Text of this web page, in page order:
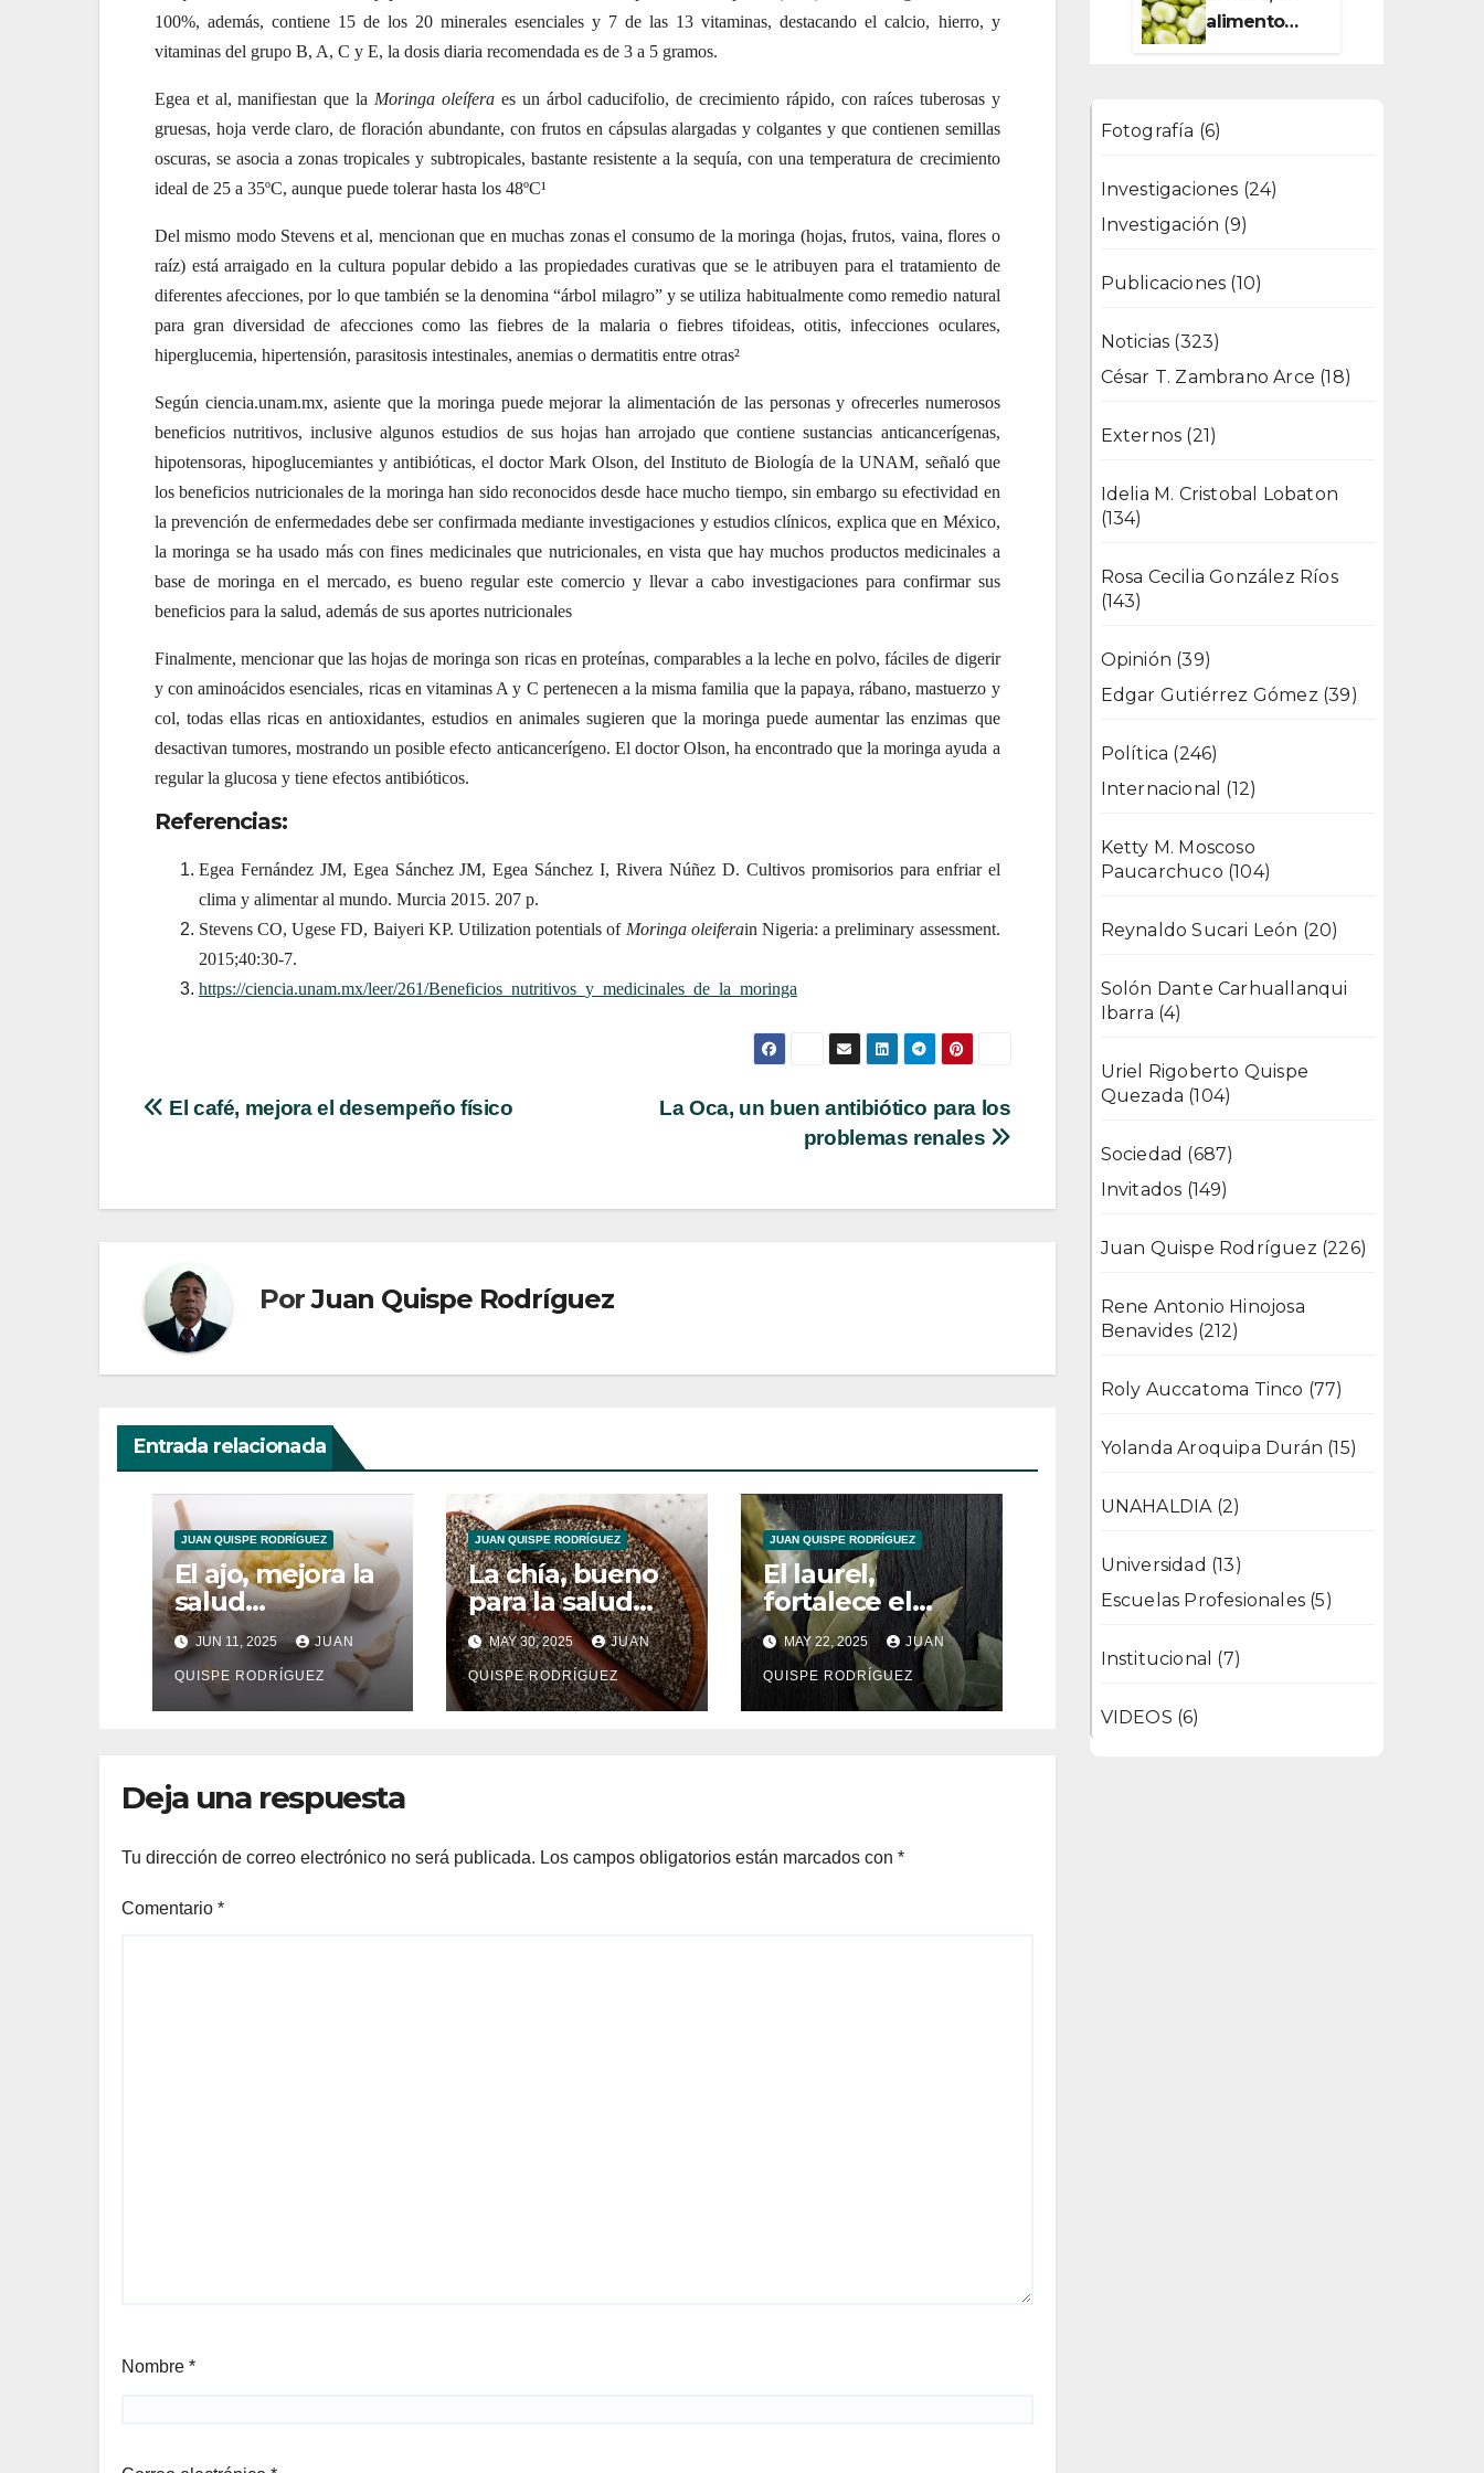
100%, además, contiene 15 de los 20 minerales esenciales y 7 de las 13 vitaminas, destacando el calcio, hierro, y
vitaminas del grupo B, A, C y E, la dosis diaria recomendada es de 3 a 5 gramos.
Egea et al, manifiestan que la Moringa oleíferaes un árbol caducifolio, de crecimiento rápido, con raíces tuberosas y
gruesas, hoja verde claro, de floración abundante, con frutos en cápsulas alargadas y colgantes y que contienen semillas
oscuras, se asocia a zonas tropicales y subtropicales, bastante resistente a la sequía, con una temperatura de crecimiento
ideal de 25 a 35ºC, aunque puede tolerar hasta los 48ºC¹
Del mismo modo Stevens et al, mencionan que en muchas zonas el consumo de la moringa (hojas, frutos, vaina, flores o
raíz) está arraigado en la cultura popular debido a las propiedades curativas que se le atribuyen para el tratamiento de
diferentes afecciones, por lo que también se la denomina “árbol milagro” y se utiliza habitualmente como remedio natural
para gran diversidad de afecciones como las fiebres de la malaria o fiebres tifoideas, otitis, infecciones oculares,
hiperglucemia, hipertensión, parasitosis intestinales, anemias o dermatitis entre otras²
Según ciencia.unam.mx, asiente que la moringa puede mejorar la alimentación de las personas y ofrecerles numerosos
beneficios nutritivos, inclusive algunos estudios de sus hojas han arrojado que contiene sustancias anticancerígenas,
hipotensoras, hipoglucemiantes y antibióticas, el doctor Mark Olson, del Instituto de Biología de la UNAM, señaló que
los beneficios nutricionales de la moringa han sido reconocidos desde hace mucho tiempo, sin embargo su efectividad en
la prevención de enfermedades debe ser confirmada mediante investigaciones y estudios clínicos, explica que en México,
la moringa se ha usado más con fines medicinales que nutricionales, en vista que hay muchos productos medicinales a
base de moringa en el mercado, es bueno regular este comercio y llevar a cabo investigaciones para confirmar sus
beneficios para la salud, además de sus aportes nutricionales
Finalmente, mencionar que las hojas de moringa son ricas en proteínas, comparables a la leche en polvo, fáciles de digerir
y con aminoácidos esenciales, ricas en vitaminas A y C pertenecen a la misma familia que la papaya, rábano, mastuerzo y
col, todas ellas ricas en antioxidantes, estudios en animales sugieren que la moringa puede aumentar las enzimas que
desactivan tumores, mostrando un posible efecto anticancerígeno. El doctor Olson, ha encontrado que la moringa ayuda a
regular la glucosa y tiene efectos antibióticos.
Referencias:
Egea Fernández JM, Egea Sánchez JM, Egea Sánchez I, Rivera Núñez D. Cultivos promisorios para enfriar el
clima y alimentar al mundo. Murcia 2015. 207 p.
Stevens CO, Ugese FD, Baiyeri KP. Utilization potentials of Moringa oleiferain Nigeria: a preliminary assessment.
2015;40:30-7.
https://ciencia.unam.mx/leer/261/Beneficios_nutritivos_y_medicinales_de_la_moringa
La Oca, un buen antibiótico para los
problemas renales
El café, mejora el desempeño físico
PorJuan Quispe Rodríguez
Entrada relacionada
JUAN QUISPE RODRÍGUEZ
El ajo, mejora la
salud
cardiovascular
JUN 11, 2025 JUAN
QUISPE RODRÍGUEZ
JUAN QUISPE RODRÍGUEZ
La chía, bueno
para la salud
cardiovascular
MAY 30, 2025 JUAN
QUISPE RODRÍGUEZ
JUAN QUISPE RODRÍGUEZ
El laurel,
fortalece el
sistema
inmunológico
MAY 22, 2025 JUAN
QUISPE RODRÍGUEZ
Deja una respuesta
Tu dirección de correo electrónico no será publicada. Los campos obligatorios están marcados con *
Comentario *
Nombre *
alimento
Fotografía (6)
Investigaciones (24)
Investigación (9)
Publicaciones (10)
Noticias (323)
César T. Zambrano Arce (18)
Externos (21)
Idelia M. Cristobal Lobaton
(134)
Rosa Cecilia González Ríos
(143)
Opinión (39)
Edgar Gutiérrez Gómez (39)
Política (246)
Internacional (12)
Ketty M. Moscoso
Paucarchuco (104)
Reynaldo Sucari León (20)
Solón Dante Carhuallanqui
Ibarra (4)
Uriel Rigoberto Quispe
Quezada (104)
Sociedad (687)
Invitados (149)
Juan Quispe Rodríguez (226)
Rene Antonio Hinojosa
Benavides (212)
Roly Auccatoma Tinco (77)
Yolanda Aroquipa Durán (15)
UNAHALDIA(2)
Universidad (13)
Escuelas Profesionales(5)
Institucional (7)
VIDEOS (6)